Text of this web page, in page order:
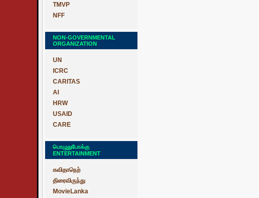
TMVP
NFF
NON-GOVERNMENTAL
ORGANIZATION
UN
ICRC
CARITAS
AI
HRW
USAID
CARE
பொழுதுபோக்கு
ENTERTAINMENT
கவிதாநெற்
திரைவிருந்து
MovieLanka